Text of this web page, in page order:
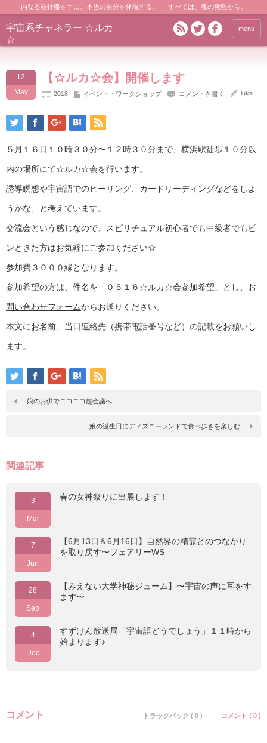
内なる羅針盤を手に、本当の自分を体現する。──すべては、魂の覚醒から。
宇宙系チャネラー ☆ルカ
☆
menu
12
May
【☆ルカ☆会】開催します
2018 イベント・ワークショップ コメントを書く luka
５月１６日１０時３０分〜１２時３０分まで、横浜駅徒歩１０分以
内の場所にて☆ルカ☆会を行います。
誘導瞑想や宇宙語でのヒーリング、カードリーディングなどをしよ
うかな、と考えています。
交流会という感じなので、スピリチュアル初心者でも中級者でもピ
ンときた方はお気軽にご参加ください☆
参加費３０００縁となります。
参加希望の方は、件名を「０５１６☆ルカ☆会参加希望」とし、 お
問い合わせフォームからお送りください。
本文にお名前、当日連絡先（携帯電話番号など）の記載をお願いし
ます。
娘のお供でニコニコ超会議へ
娘の誕生日にディズニーランドで食べ歩きを楽しむ
関連記事
3
Mar
春の女神祭りに出展します！
7
Jun
【6月13日＆6月16日】自然界の精霊とのつながり
を取り戻す〜フェアリーWS
28
Sep
【みえない大学神秘ジューム】〜宇宙の声に耳をす
ます〜
4
Dec
すずけん放送局「宇宙語どうでしょう」１１時から
始まります♪
コメント トラックバック ( 0 ) コメント ( 0 )